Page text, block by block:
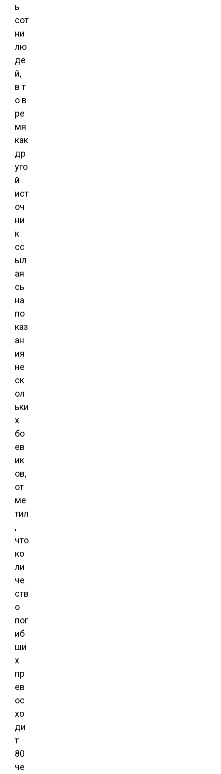
ь
сот
ни
лю
де
й,
в т
о в
ре
мя
как
др
уго
й
ист
оч
ни
к
сс
ыл
ая
сь
на
по
каз
ан
ия
не
ск
ол
ьки
х
бо
ев
ик
ов,
от
ме
тил
,
что
ко
ли
че
ств
о
пог
иб
ши
х
пр
ев
ос
хо
ди
т
80
че